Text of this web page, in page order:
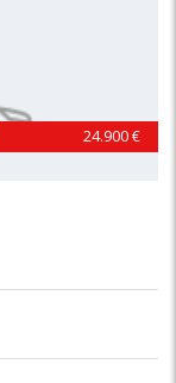
24.900 €